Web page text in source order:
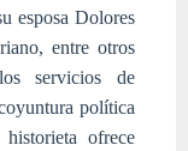
esposa Dolores
entre otros
servicios de
política
ofrece